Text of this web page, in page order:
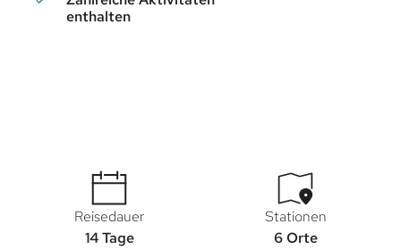
enthalten
Reisedauer
14 Tage
Stationen
6 Orte